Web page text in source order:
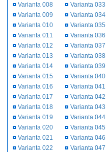
Varianta 008
Varianta 009
Varianta 010
Varianta 011
Varianta 012
Varianta 013
Varianta 014
Varianta 015
Varianta 016
Varianta 017
Varianta 018
Varianta 019
Varianta 020
Varianta 021
Varianta 022
Varianta 033
Varianta 034
Varianta 035
Varianta 036
Varianta 037
Varianta 038
Varianta 039
Varianta 040
Varianta 041
Varianta 042
Varianta 043
Varianta 044
Varianta 045
Varianta 046
Varianta 047